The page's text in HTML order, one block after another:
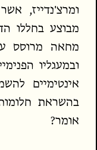
ומרצ'נדייז,
מבוצע בחללו
מחאה מרוסס
ובמעגליו
אינטימיים
בהשראת
אומר?